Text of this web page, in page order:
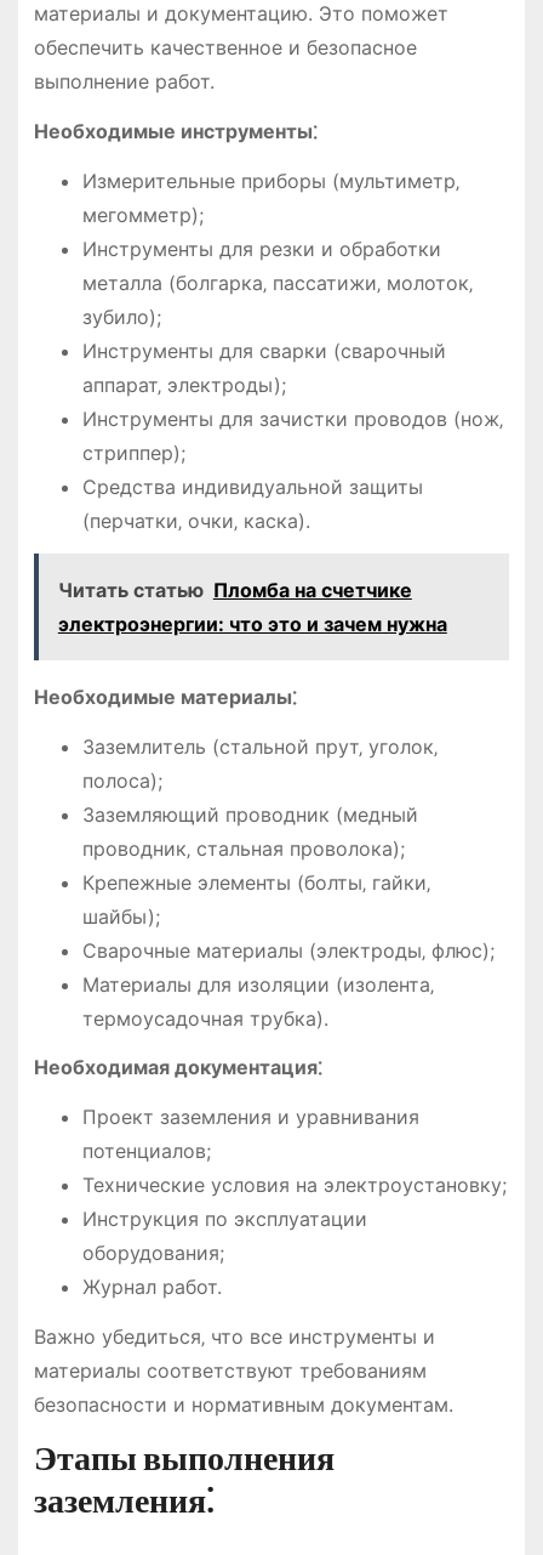
материалы и документацию. Это поможет
обеспечить качественное и безопасное
выполнение работ.
Необходимые инструменты⁚
Измерительные приборы (мультиметр‚
мегомметр);
Инструменты для резки и обработки
металла (болгарка‚ пассатижи‚ молоток‚
зубило);
Инструменты для сварки (сварочный
аппарат‚ электроды);
Инструменты для зачистки проводов (нож‚
стриппер);
Средства индивидуальной защиты
(перчатки‚ очки‚ каска).
Читать статью Пломба на счетчике
электроэнергии: что это и зачем нужна
Необходимые материалы⁚
Заземлитель (стальной прут‚ уголок‚
полоса);
Заземляющий проводник (медный
проводник‚ стальная проволока);
Крепежные элементы (болты‚ гайки‚
шайбы);
Сварочные материалы (электроды‚ флюс);
Материалы для изоляции (изолента‚
термоусадочная трубка).
Необходимая документация⁚
Проект заземления и уравнивания
потенциалов;
Технические условия на электроустановку;
Инструкция по эксплуатации
оборудования;
Журнал работ.
Важно убедиться‚ что все инструменты и
материалы соответствуют требованиям
безопасности и нормативным документам.
Этапы выполнения
заземления⁚